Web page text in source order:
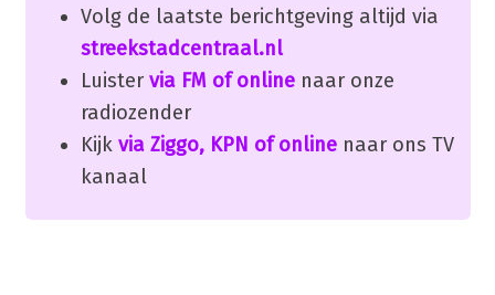
Volg de laatste berichtgeving altijd via
streekstadcentraal.nl
Luister via FM of onlinenaar onze
radiozender
Kijk via Ziggo, KPN of onlinenaar ons TV
kanaal